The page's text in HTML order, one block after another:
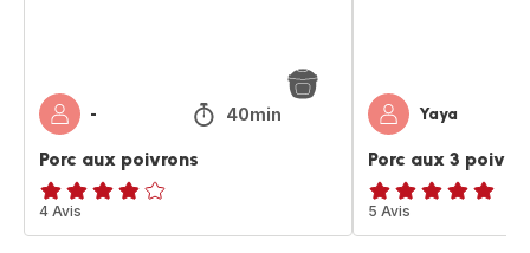
- 40min
Porc aux poivrons
ratings.3.8
4 Avis
Yaya
Porc aux 3
ratings.4.9
5 Avis